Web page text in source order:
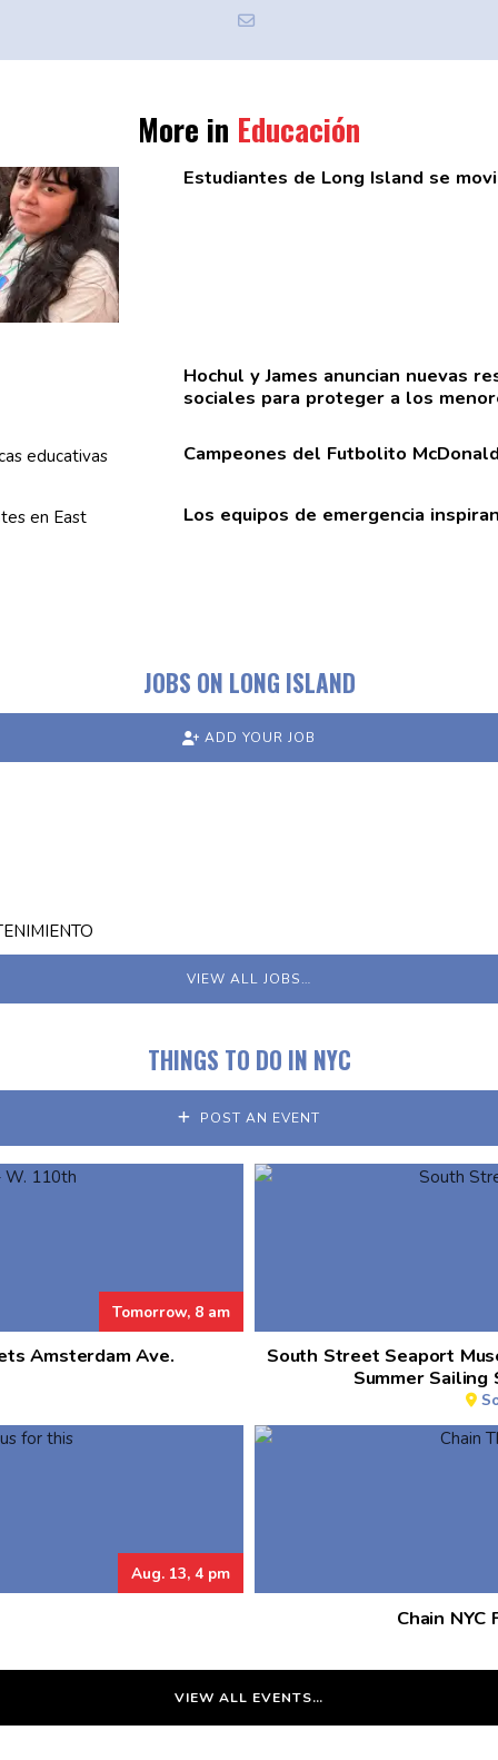
More in Educación
Estudiantes de Long Island se
Hochul y James anuncian nuevas
sociales para proteger a los
Campeones del Futbolito
Los equipos de emergencia
JOBS ON LONG ISLAND
ADD YOUR JOB
VIEW ALL JOBS…
THINGS TO DO IN NYC
POST AN EVENT
Tomorrow, 8 am
Amsterdam Ave.
South Street Seaport
Summer Sailing
Aug. 13, 4 pm
Chain NYC
VIEW ALL EVENTS…